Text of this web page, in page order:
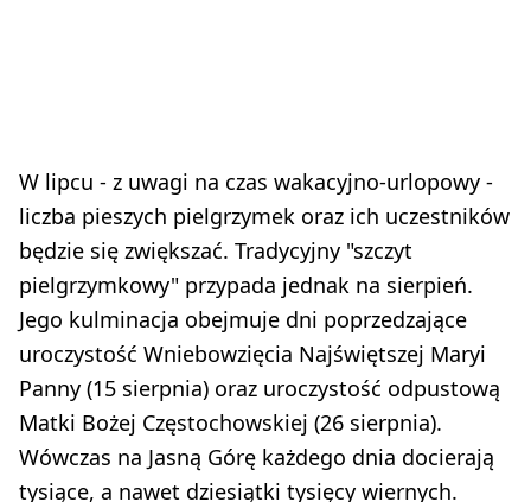
W lipcu - z uwagi na czas wakacyjno-urlopowy -
liczba pieszych pielgrzymek oraz ich uczestników
będzie się zwiększać. Tradycyjny "szczyt
pielgrzymkowy" przypada jednak na sierpień.
Jego kulminacja obejmuje dni poprzedzające
uroczystość Wniebowzięcia Najświętszej Maryi
Panny (15 sierpnia) oraz uroczystość odpustową
Matki Bożej Częstochowskiej (26 sierpnia).
Wówczas na Jasną Górę każdego dnia docierają
tysiące, a nawet dziesiątki tysięcy wiernych.